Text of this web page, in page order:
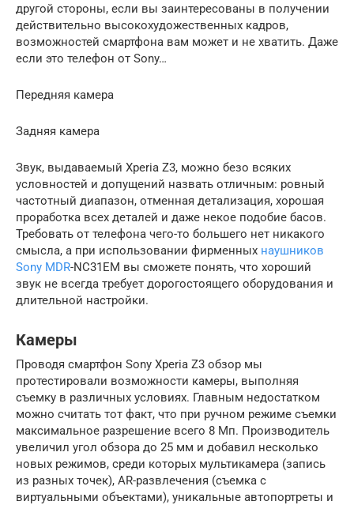
другой стороны, если вы заинтересованы в получении
действительно высокохудожественных кадров,
возможностей смартфона вам может и не хватить. Даже
если это телефон от Sony…
Передняя камера
Задняя камера
Звук, выдаваемый Xperia Z3, можно безо всяких
условностей и допущений назвать отличным: ровный
частотный диапазон, отменная детализация, хорошая
проработка всех деталей и даже некое подобие басов.
Требовать от телефона чего-то большего нет никакого
смысла, а при использовании фирменных наушников
Sony MDR-NC31EM вы сможете понять, что хороший
звук не всегда требует дорогостоящего оборудования и
длительной настройки.
Камеры
Проводя смартфон Sony Xperia Z3 обзор мы
протестировали возможности камеры, выполняя
съемку в различных условиях. Главным недостатком
можно считать тот факт, что при ручном режиме съемки
максимальное разрешение всего 8 Мп. Производитель
увеличил угол обзора до 25 мм и добавил несколько
новых режимов, среди которых мультикамера (запись
из разных точек), AR-развлечения (съемка с
виртуальными объектами), уникальные автопортреты и